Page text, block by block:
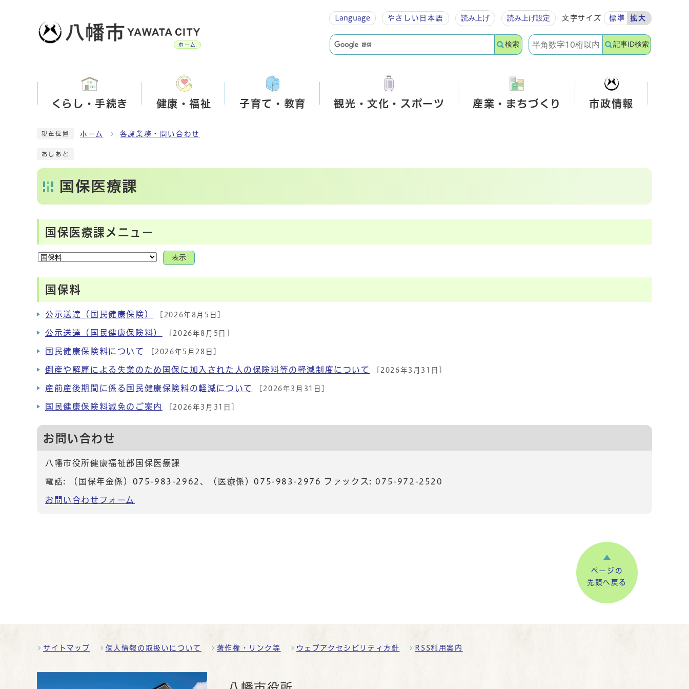
ホーム
Language やさしい 日本語 読み上げ 読み上げ設定 文字サイズ 標準 拡大
検索 記事ID検索
くらし・手続き 健康・福祉 子育て・教育 観光・文化・スポーツ 産業・まちづくり 市政情報
現在位置 ホーム 各課業務・問い合わせ
あしあと
国保医療課
国保医療課メニュー
表示
国保料
公示送達（国民健康保険） [2026年8月5日]
公示送達（国民健康保険料） [2026年8月5日]
国民健康保険料について [2026年5月28日]
倒産や解雇による失業のため国保に加入された人の保険料等の軽減制度について [2026年3月31日]
産前産後期間に係る国民健康保険料の軽減について [2026年3月31日]
国民健康保険料減免のご案内 [2026年3月31日]
お問い合わせ
八幡市役所健康福祉部国保医療課
電話: （国保年金係） 075-983-2962 、（医療係）075-983-2976 ファックス: 075-972-2520
お問い合わせフォーム
ページの
先頭へ戻る
サイトマップ 個人情報の取扱いについて 著作権・リンク等 ウェブアクセシビリティ方針 RSS利用案内